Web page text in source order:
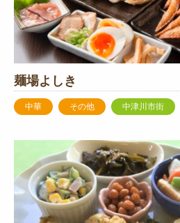
麺場よしき
中華 その他 中津川市街